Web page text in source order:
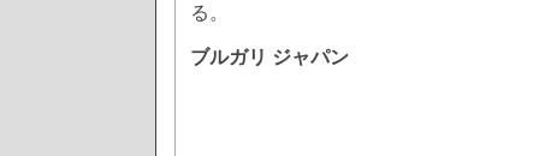
る。
ブルガリ ジャパン